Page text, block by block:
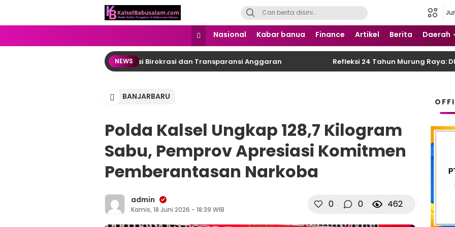
Menyuarakan Kalsel, Menginspirasi Nusantara
Nasional Kabar banua Finance Artikel Berita Daerah
NEWS
Raya: DPRD Desak Reformasi Birokrasi dan Transparansi Anggaran Refleksi 24 Tahun Murung Raya: DPRD
BANJARBARU
Polda Kalsel Ungkap 128,7 Kilogram
Sabu, Pemprov Apresiasi Komitmen
Pemberantasan Narkoba
admin
Kamis, 18 Juni 2026 - 18:39 WIB 0 0 462